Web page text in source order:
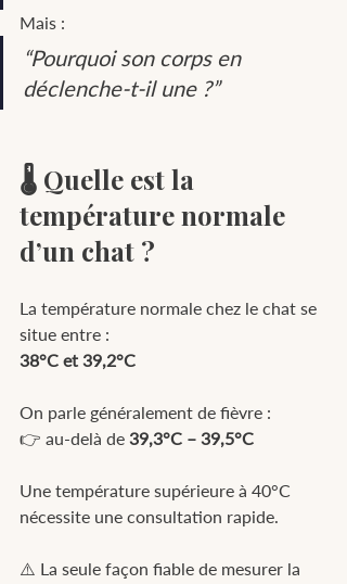
Mais :
“Pourquoi son corps en
déclenche-t-il une ?”
🌡 Quelle est la
température normale
d’un chat ?
La température normale chez le chat se
situe entre :
38°C et 39,2°C
On parle généralement de fièvre :
👉 au-delà de 39,3°C – 39,5°C
Une température supérieure à 40°C
nécessite une consultation rapide.
⚠️ La seule façon fiable de mesurer la